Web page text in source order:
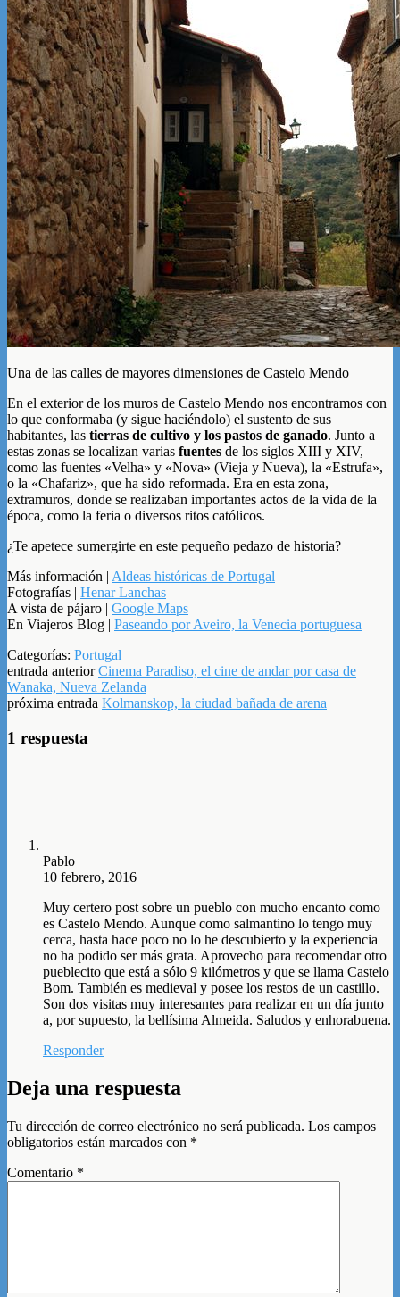
Una de las calles de mayores dimensiones de Castelo Mendo
En el exterior de los muros de Castelo Mendo nos encontramos con
lo que conformaba (y sigue haciéndolo) el sustento de sus
habitantes, las tierras de cultivo y los pastos de ganado. Junto a
estas zonas se localizan varias fuentes de los siglos XIII y XIV,
como las fuentes «Velha» y «Nova» (Vieja y Nueva), la «Estrufa»,
o la «Chafariz», que ha sido reformada. Era en esta zona,
extramuros, donde se realizaban importantes actos de la vida de la
época, como la feria o diversos ritos católicos.
¿Te apetece sumergirte en este pequeño pedazo de historia?
Más información | Aldeas históricas de Portugal
Fotografías | Henar Lanchas
A vista de pájaro | Google Maps
En Viajeros Blog | Paseando por Aveiro, la Venecia portuguesa
Categorías: Portugal
entrada anteriorCinema Paradiso, el cine de andar por casa de
Wanaka, Nueva Zelanda
próxima entrada Kolmanskop, la ciudad bañada de arena
1 respuesta
Pablo
10 febrero, 2016
Muy certero post sobre un pueblo con mucho encanto como
es Castelo Mendo. Aunque como salmantino lo tengo muy
cerca, hasta hace poco no lo he descubierto y la experiencia
no ha podido ser más grata. Aprovecho para recomendar otro
pueblecito que está a sólo 9 kilómetros y que se llama Castelo
Bom. También es medieval y posee los restos de un castillo.
Son dos visitas muy interesantes para realizar en un día junto
a, por supuesto, la bellísima Almeida. Saludos y enhorabuena.
Responder
Deja una respuesta
Tu dirección de correo electrónico no será publicada. Los campos
obligatorios están marcados con *
Comentario *